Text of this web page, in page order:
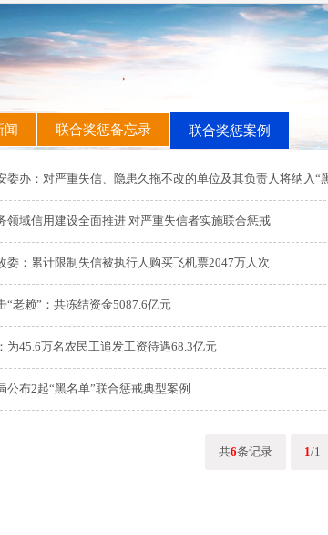
闻 联合奖惩备忘录 联合奖惩案例
委办：对严重失信、隐患久拖不改的单位及其负责人将纳入“
领域信用建设全面推进 对严重失信者实施联合惩戒
委：累计限制失信被执行人购买飞机票2047万人次
“老赖”：共冻结资金5087.6亿元
为45.6万名农民工追发工资待遇68.3亿元
公布2起“黑名单”联合惩戒典型案例
共6条记录 1/1